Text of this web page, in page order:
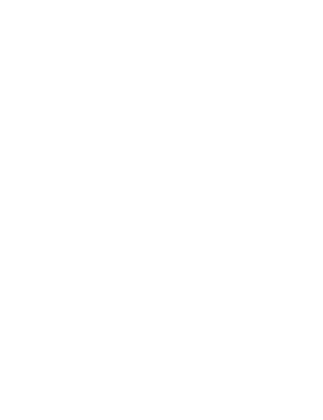
parameter 1 to be float, string given in
includes/template/_pages/